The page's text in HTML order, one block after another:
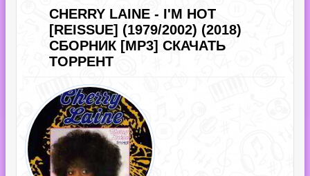
CHERRY LAINE - I'M HOT
[REISSUE] (1979/2002) (2018)
СБОРНИК [MP3] СКАЧАТЬ
ТОРРЕНТ